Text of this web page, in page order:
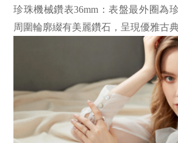
珍珠機械鑽表36mm：表盤最外圈為
周圍輪廓綴有美麗鑽石，呈現優雅古